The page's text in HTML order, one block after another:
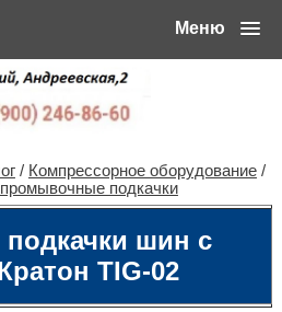
Меню
/ Компрессорное оборудование/
подкачки
подкачки шин с
TIG-02